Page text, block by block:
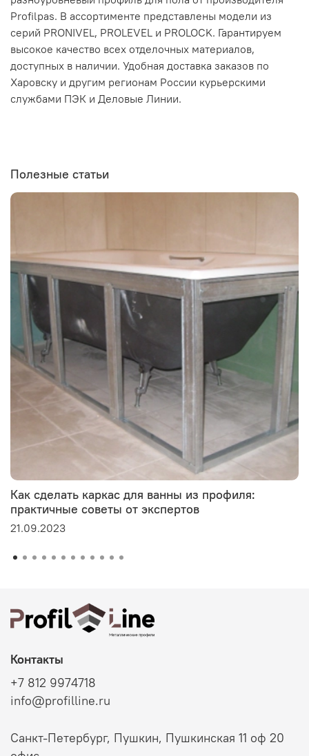
Profilpas. В ассортименте представлены модели из
серий PRONIVEL, PROLEVEL и PROLOCK. Гарантируем
высокое качество всех отделочных материалов,
доступных в наличии. Удобная доставка заказов по
Харовску и другим регионам России курьерскими
службами ПЭК и Деловые Линии.
Полезные статьи
Как сделать каркас для ванны из профиля:
практичные советы от экспертов
21.09.2023
Контакты
+7 812 9974718
info@profilline.ru
Санкт-Петербург, Пушкин, Пушкинская 11 оф 20